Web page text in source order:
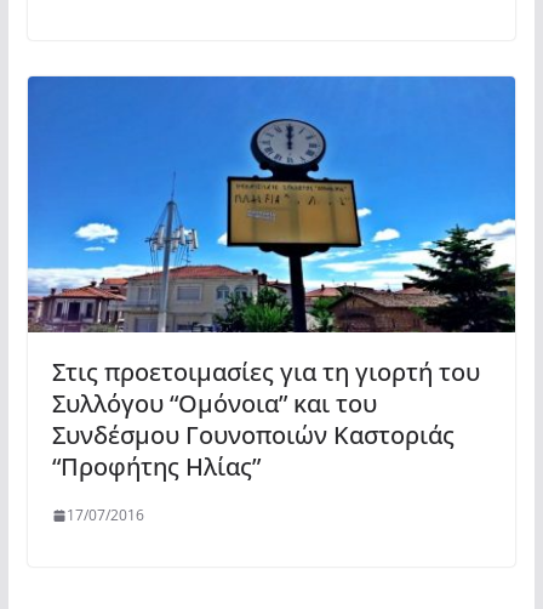
Στις προετοιμασίες για τη γιορτή του
Συλλόγου “Ομόνοια” και του
Συνδέσμου Γουνοποιών Καστοριάς
“Προφήτης Ηλίας”
17/07/2016